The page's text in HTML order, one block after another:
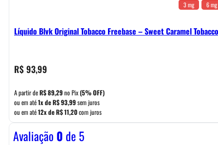
3 mg 6 mg
Líquido Blvk Original Tobacco Freebase – Sweet Caramel Tobacco
R$93,99
A partir deR$89,29no Pix(5% OFF)
ou em até1x deR$93,99sem juros
ou em até12x deR$11,20com juros
Avaliação0 de 5